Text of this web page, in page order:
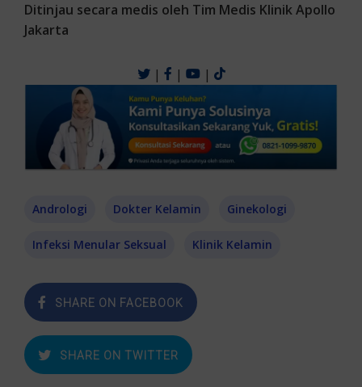
Ditinjau secara medis oleh Tim Medis Klinik Apollo
Jakarta
| | |
Andrologi Dokter Kelamin Ginekologi
Infeksi Menular Seksual Klinik Kelamin
SHARE ON FACEBOOK
SHARE ON TWITTER